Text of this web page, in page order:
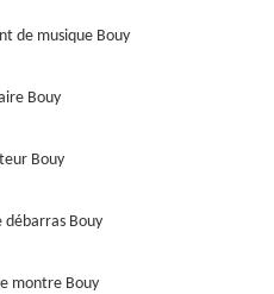
de musique Bouy
Bouy
Bouy
débarras Bouy
montre Bouy